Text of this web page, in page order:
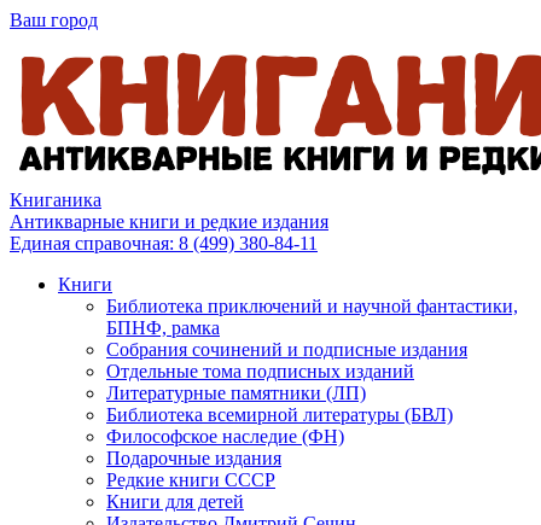
Ваш город
Книганика
Антикварные книги и редкие издания
Единая справочная: 8 (499) 380-84-11
Книги
Библиотека приключений и научной фантастики,
БПНФ, рамка
Собрания сочинений и подписные издания
Отдельные тома подписных изданий
Литературные памятники (ЛП)
Библиотека всемирной литературы (БВЛ)
Философское наследие (ФН)
Подарочные издания
Редкие книги СССР
Книги для детей